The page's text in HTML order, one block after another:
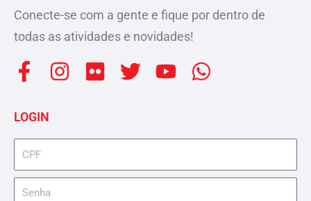
Conecte-se com a gente e fique por dentro de
todas as atividades e novidades!
F
c
e
b
o
o
I
t
g
F
c
r
T
t
e
Y
t
b
W
t
a
LOGIN
cpf
senha